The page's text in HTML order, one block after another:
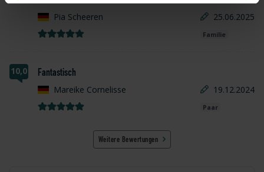
Pia Scheeren 25.06.2025
Familie
10,0 Fantastisch
Mareike Cornelisse 19.12.2024
Paar
Weitere Bewertungen